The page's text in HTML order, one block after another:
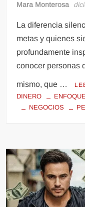
Mara Monterosa
La diferencia
metas y quienes
profundamente
conocer personas
mismo, que …
DINERO
NEGOCIOS